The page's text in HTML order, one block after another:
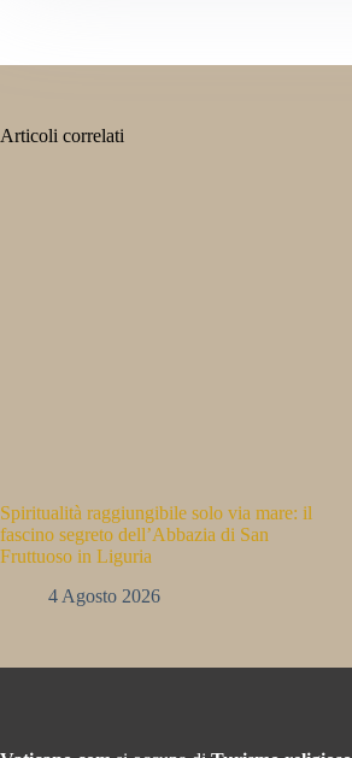
Articoli correlati
Spiritualità raggiungibile solo via mare: il
fascino segreto dell’Abbazia di San
Fruttuoso in Liguria
4 Agosto 2026